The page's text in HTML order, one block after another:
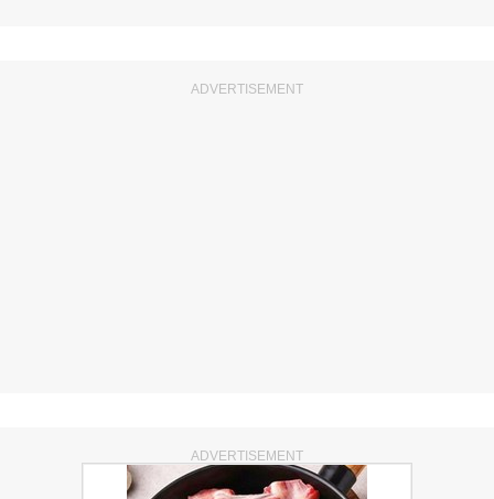
ADVERTISEMENT
ADVERTISEMENT